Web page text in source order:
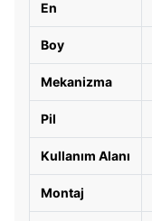
En
Boy
Mekanizma
Pil
Kullanım Alanı
Montaj